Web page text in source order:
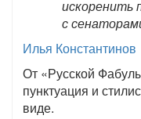
искоренить
с
Илья Константинов
От «Русской
пунктуация и
виде.